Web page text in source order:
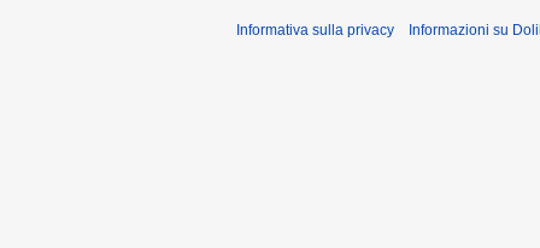
Informativa sulla privacy Informazioni su